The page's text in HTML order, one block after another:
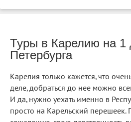
Туры в Карелию на 1
Петербурга
Карелия только кажется, что
деле, добраться до нее можно
И да, нужно уехать именно в
просто на Карельский перешеек.